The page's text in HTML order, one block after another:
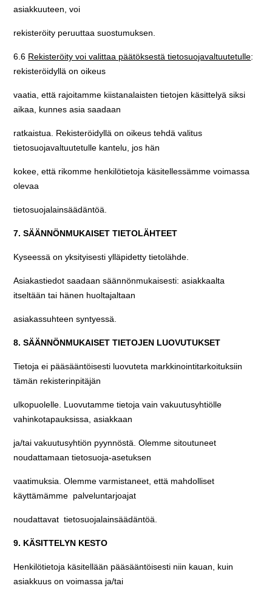
asiakkuuteen, voi
rekisteröity peruuttaa suostumuksen.
6.6 Rekisteröity voi valittaa päätöksestä tietosuojavaltuutetulle:
rekisteröidyllä on oikeus
vaatia, että rajoitamme kiistanalaisten tietojen käsittelyä siksi
aikaa, kunnes asia saadaan
ratkaistua. Rekisteröidyllä on oikeus tehdä valitus
tietosuojavaltuutetulle kantelu, jos hän
kokee, että rikomme henkilötietoja käsitellessämme voimassa
olevaa
tietosuojalainsäädäntöä.
7. SÄÄNNÖNMUKAISET TIETOLÄHTEET
Kyseessä on yksityisesti ylläpidetty tietolähde.
Asiakastiedot saadaan säännönmukaisesti: asiakkaalta
itseltään tai hänen huoltajaltaan
asiakassuhteen syntyessä.
8. SÄÄNNÖNMUKAISET TIETOJEN LUOVUTUKSET
Tietoja ei pääsääntöisesti luovuteta markkinointitarkoituksiin
tämän rekisterinpitäjän
ulkopuolelle. Luovutamme tietoja vain vakuutusyhtiölle
vahinkotapauksissa, asiakkaan
ja/tai vakuutusyhtiön pyynnöstä. Olemme sitoutuneet
noudattamaan tietosuoja-asetuksen
vaatimuksia. Olemme varmistaneet, että mahdolliset
käyttämämme palveluntarjoajat
noudattavat tietosuojalainsäädäntöä.
9. KÄSITTELYN KESTO
Henkilötietoja käsitellään pääsääntöisesti niin kauan, kuin
asiakkuus on voimassa ja/tai